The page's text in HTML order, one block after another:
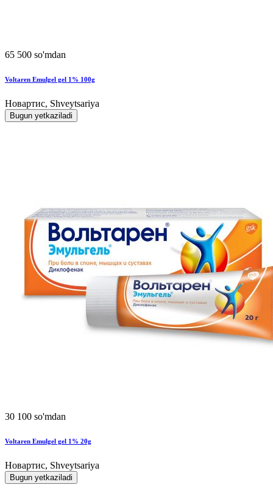
65 500 so'mdan
Voltaren Emulgel gel 1% 100g
Новартис, Shveytsariya
Bugun yetkaziladi
30 100 so'mdan
Voltaren Emulgel gel 1% 20g
Новартис, Shveytsariya
Bugun yetkaziladi